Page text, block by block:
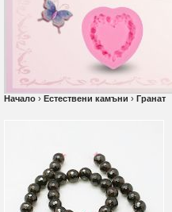
Начало › Естествени камъни › Гранат